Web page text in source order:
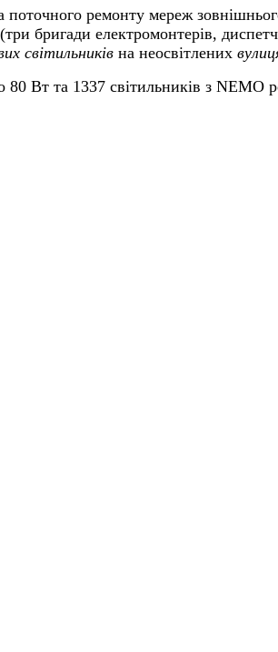
ремонту мереж
бригади електромонтерів,
світильників на неосвітлених
Вт та 1337 світильників з NEMO